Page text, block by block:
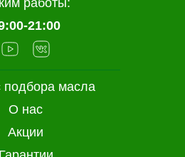
подбора масла
О нас
Акции
работы:
21:00